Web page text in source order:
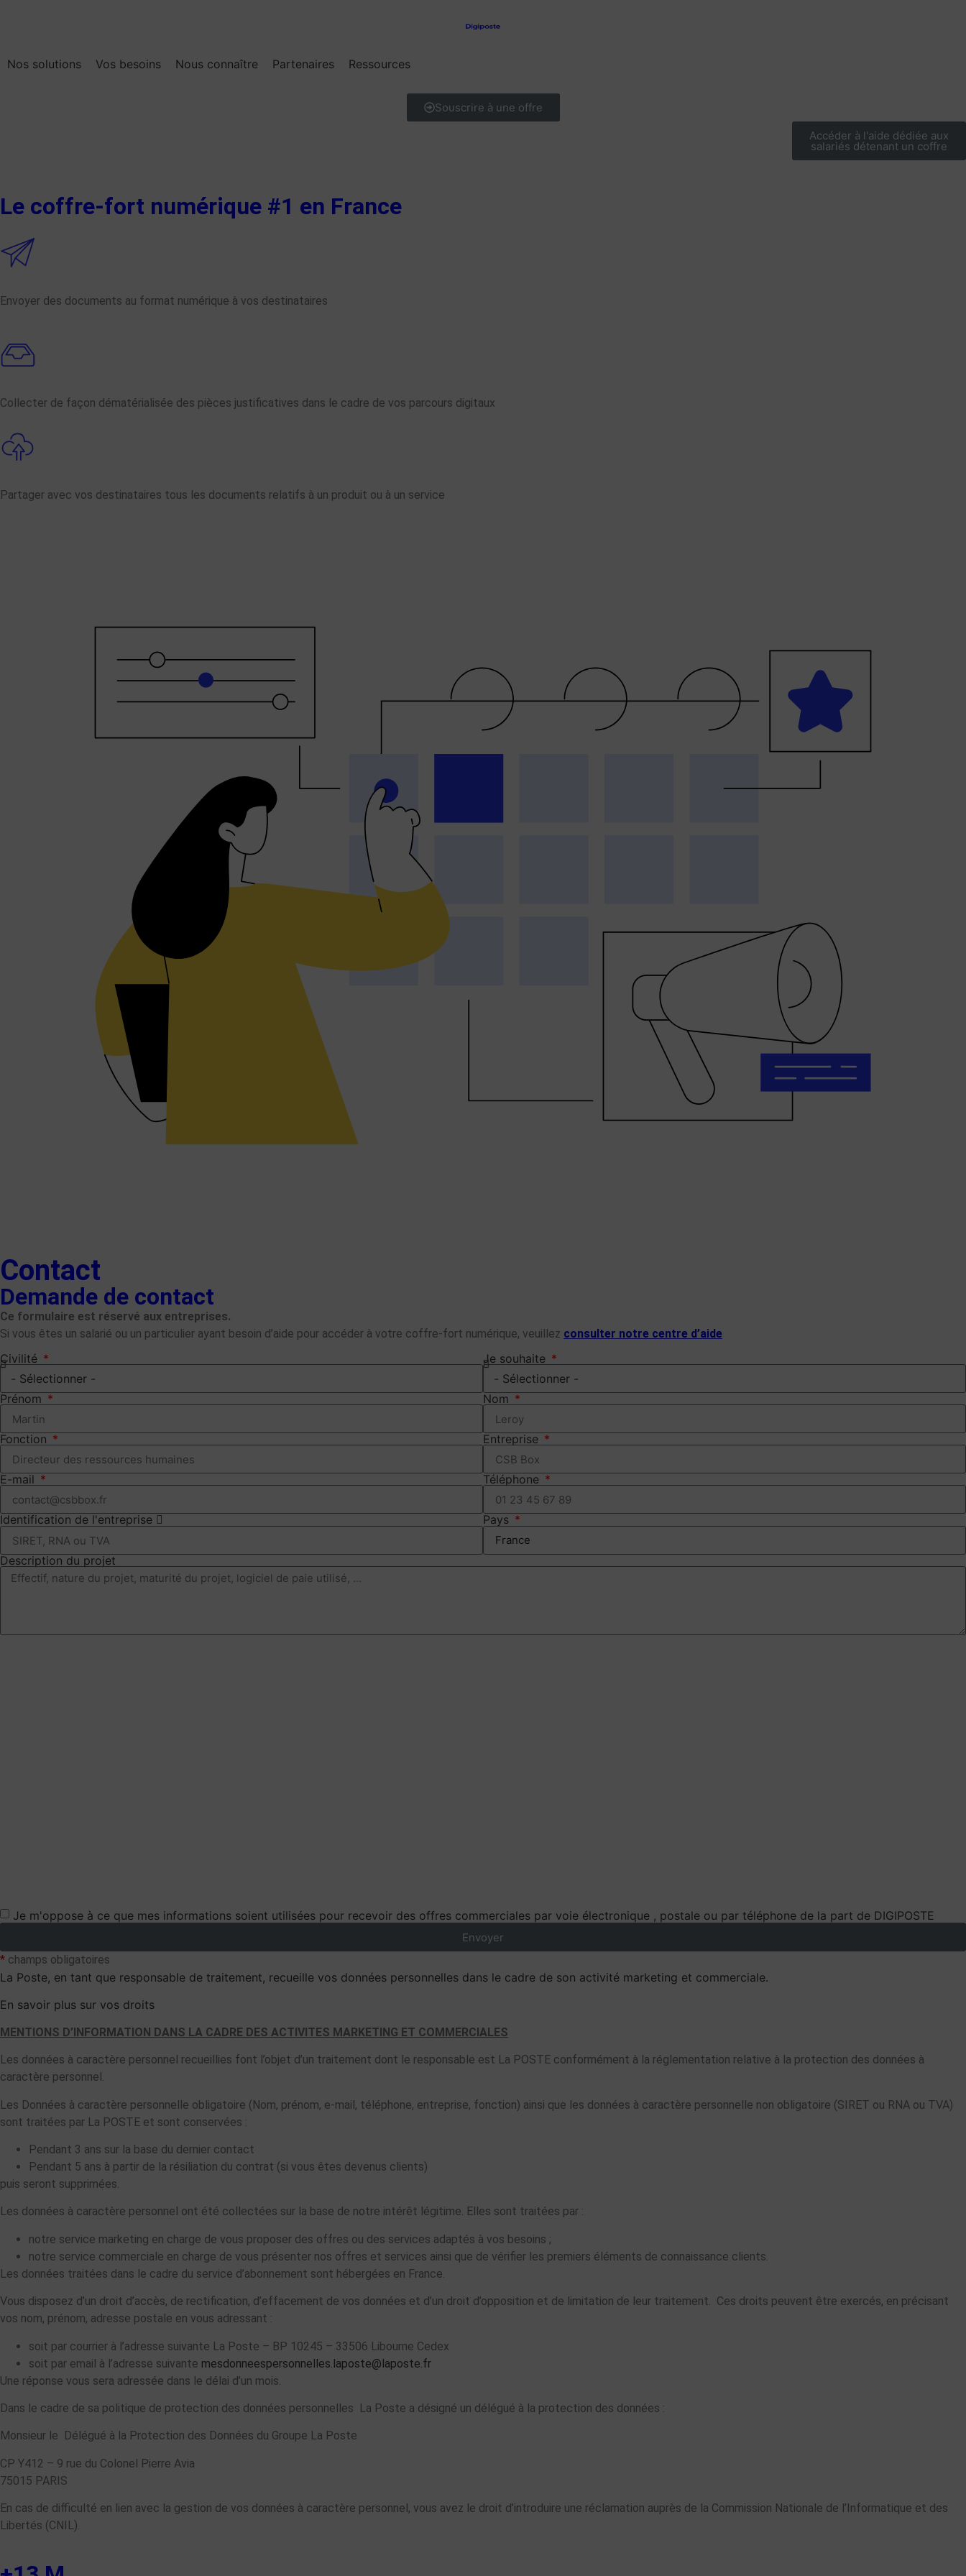
Nos solutions Vos besoins Nous connaître Partenaires Ressources
Souscrire à une offre
Accéder à l'aide dédiée aux
salariés détenant un coffre
Le coffre-fort numérique #1 en France
Envoyer des documents au format numérique à vos destinataires
Collecter de façon dématérialisée des pièces justificatives dans le cadre de vos parcours digitaux
Partager avec vos destinataires tous les documents relatifs à un produit ou à un service
Contact
Demande de contact
Ce formulaire est réservé aux entreprises.
Si vous êtes un salarié ou un particulier ayant besoin d’aide pour accéder à votre coffre-fort numérique, veuillez consulter notre centre d’aide
Civilité Je souhaite
Prénom Nom
Fonction Entreprise
E-mail Téléphone
Identification de l'entreprise Pays
Description du projet
Je m'oppose à ce que mes informations soient utilisées pour recevoir des offres commerciales par voie électronique , postale ou par téléphone de la part de DIGIPOSTE
Envoyer
* champs obligatoires
La Poste, en tant que responsable de traitement, recueille vos données personnelles dans le cadre de son activité marketing et commerciale.
En savoir plus sur vos droits
MENTIONS D’INFORMATION DANS LA CADRE DES ACTIVITES MARKETING ET COMMERCIALES
Les données à caractère personnel recueillies font l’objet d’un traitement dont le responsable est La POSTE conformément à la réglementation relative à la protection des données à
caractère personnel.
Les Données à caractère personnelle obligatoire (Nom, prénom, e-mail, téléphone, entreprise, fonction) ainsi que les données à caractère personnelle non obligatoire (SIRET ou RNA ou TVA)
sont traitées par La POSTE et sont conservées :
Pendant 3 ans sur la base du dernier contact
Pendant 5 ans à partir de la résiliation du contrat (si vous êtes devenus clients)
puis seront supprimées.
Les données à caractère personnel ont été collectées sur la base de notre intérêt légitime. Elles sont traitées par :
notre service marketing en charge de vous proposer des offres ou des services adaptés à vos besoins ;
notre service commerciale en charge de vous présenter nos offres et services ainsi que de vérifier les premiers éléments de connaissance clients.
Les données traitées dans le cadre du service d’abonnement sont hébergées en France.
Vous disposez d’un droit d’accès, de rectification, d’effacement de vos données et d’un droit d’opposition et de limitation de leur traitement. Ces droits peuvent être exercés, en précisant
vos nom, prénom, adresse postale en vous adressant :
soit par courrier à l’adresse suivante La Poste – BP 10245 – 33506 Libourne Cedex
soit par email à l’adresse suivante mesdonneespersonnelles.laposte@laposte.fr
Une réponse vous sera adressée dans le délai d’un mois.
Dans le cadre de sa politique de protection des données personnelles La Poste a désigné un délégué à la protection des données :
Monsieur le Délégué à la Protection des Données du Groupe La Poste
CP Y412 – 9 rue du Colonel Pierre Avia
75015 PARIS
En cas de difficulté en lien avec la gestion de vos données à caractère personnel, vous avez le droit d’introduire une réclamation auprès de la Commission Nationale de l’Informatique et des
Libertés (CNIL).